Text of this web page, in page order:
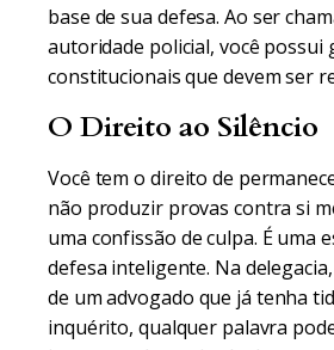
base de sua defesa. Ao ser
autoridade policial, você possui
constitucionais que devem ser
O Direito ao Silêncio
Você tem o direito de
não produzir provas contra si
uma confissão de culpa. É uma
defesa inteligente. Na
de um advogado que já tenha
inquérito, qualquer palavra